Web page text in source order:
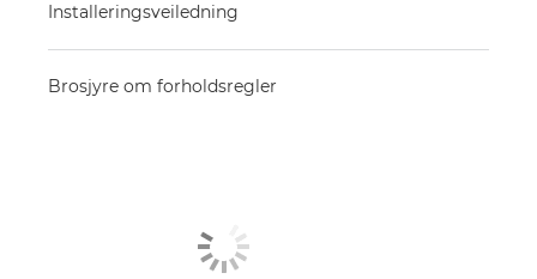
Installeringsveiledning
Brosjyre om forholdsregler